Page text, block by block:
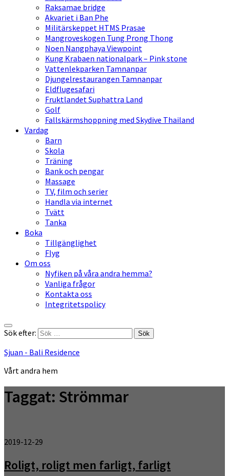
Raksamae bridge
Akvariet i Ban Phe
Militärskeppet HTMS Prasae
Mangroveskogen Tung Prong Thong
Noen Nangphaya Viewpoint
Kung Krabaen nationalpark – Pink stone
Vattenlekparken Tamnanpar
Djungelrestaurangen Tamnanpar
Eldflugesafari
Fruktlandet Suphattra Land
Golf
Fallskärmshoppning med Skydive Thailand
Vardag
Barn
Skola
Träning
Bank och pengar
Massage
TV, film och serier
Handla via internet
Tvätt
Tanka
Boka
Tillgänglighet
Flyg
Om oss
Nyfiken på våra andra hemma?
Vanliga frågor
Kontakta oss
Integritetspolicy
Sök efter:
Sjuan - Bali Residence
Vårt andra hem
Taggat: Strömmar
2019-12-29
Roligt, roligt men farligt, farligt